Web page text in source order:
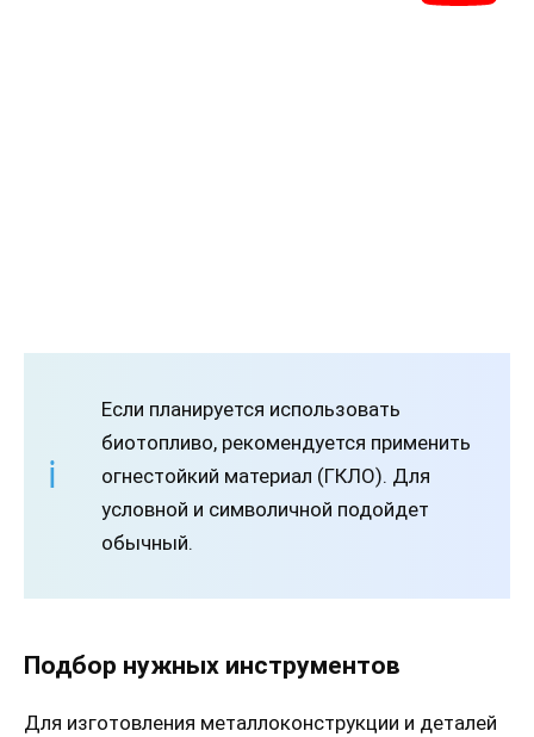
Если планируется использовать
биотопливо, рекомендуется применить
огнестойкий материал (ГКЛО). Для
условной и символичной подойдет
обычный.
Подбор нужных инструментов
Для изготовления металлоконструкции и деталей